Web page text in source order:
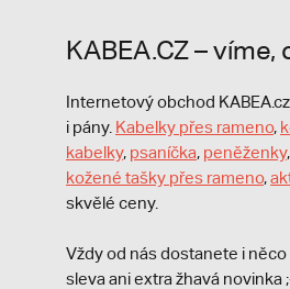
KABEA.CZ – víme,
Internetový obchod
i pány. Kabelky přes rameno,
kabelky, psaníčka, peněženky,
kožené tašky přes rameno,
skvělé ceny.
Vždy od nás dostanete i něco
sleva ani extra žhavá novinka